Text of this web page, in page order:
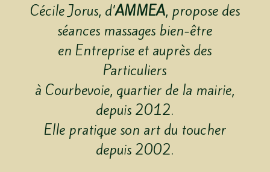
Cécile Jorus, d’AMMEA, propose des
séances massages bien-être
en Entreprise et auprès des
Particuliers
à Courbevoie, quartier de la mairie,
depuis 2012.
Elle pratique son art du toucher
depuis 2002.